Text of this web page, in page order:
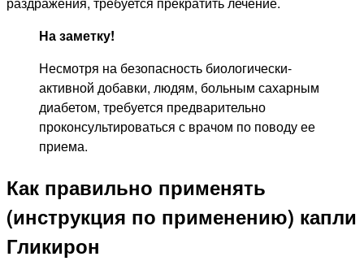
На заметку!
Несмотря на безопасность биологически-
активной добавки, людям, больным сахарным
диабетом, требуется предварительно
проконсультироваться с врачом по поводу ее
приема.
Как правильно применять
(инструкция по применению) капли
Гликирон